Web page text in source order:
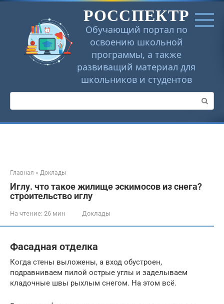
Перейти
РОССПЕКТР
Обучающий портал по
освоению школьной
программы, а также
развиващий материал для
школьников и студентов
Поиск:
Главная » Доклады
Иглу. что такое жилище эскимосов из снега?
строительство иглу
На чтение: 26 мин Доклады
Фасадная отделка
Когда стены выложены, а вход обустроен,
подравниваем пилой острые углы и заделываем
кладочные швы рыхлым снегом. На этом всё.